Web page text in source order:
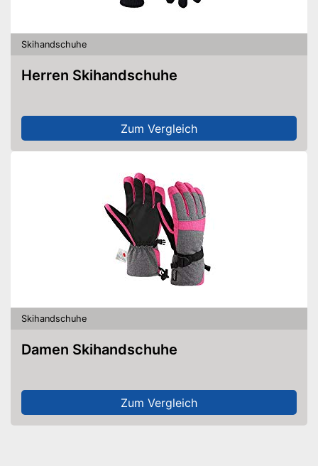
Skihandschuhe
Herren Skihandschuhe
Zum Vergleich
Skihandschuhe
Damen Skihandschuhe
Zum Vergleich